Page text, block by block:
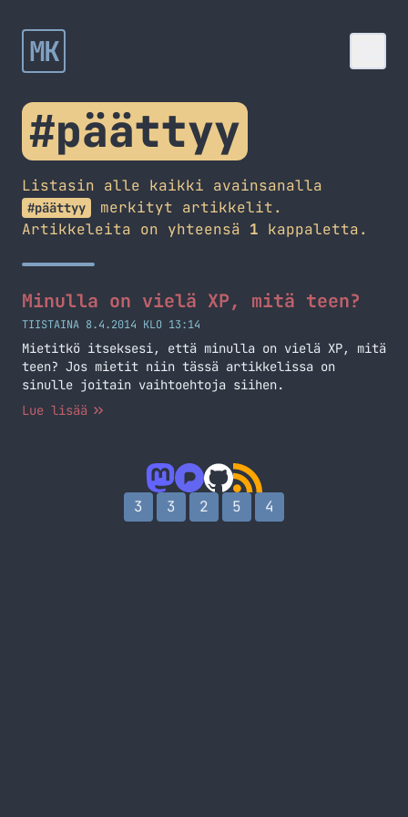
MK
#päättyy
Listasin alle kaikki avainsanalla
#päättyy
merkityt artikkelit.
Artikkeleita on yhteensä 1 kappaletta.
Minulla on vielä XP, mitä teen?
TIISTAINA 8.4.2014 KLO 13:14
Mietitkö itseksesi, että minulla on vielä XP, mitä
teen? Jos mietit niin tässä artikkelissa on
sinulle joitain vaihtoehtoja siihen.
Lue lisää
3 3 2 5 4